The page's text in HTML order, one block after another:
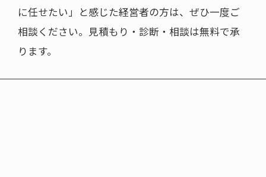
に任せたい」と感じた経営者の方は、ぜひ一度ご
相談ください。見積もり・診断・相談は無料で承
ります。